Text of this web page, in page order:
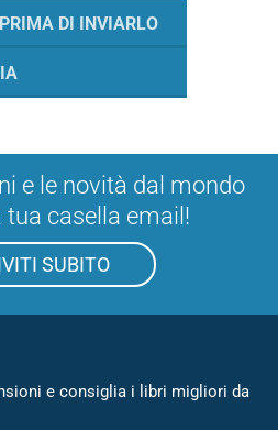
e le novità dal mondo
tua casella email!
SUBITO
e consiglia i libri migliori da